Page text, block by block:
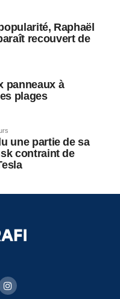
Raphaël
recouvert de
panneaux à
plages
une partie de sa
contraint de